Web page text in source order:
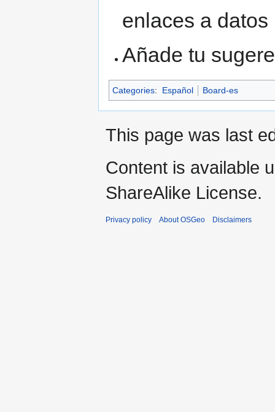
enlaces a datos
Añade tu
Categories: Español Board-es
This page was last
Content is available
ShareAlike License.
Privacy policy About OSGeo Disclaimers